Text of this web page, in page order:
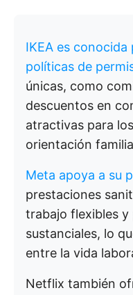
IKEA es
políticas de
únicas, como
descuentos en
atractivas para
orientación
Meta apoya a su
prestaciones
trabajo flexibles y
sustanciales, lo
entre la vida
Netflix también